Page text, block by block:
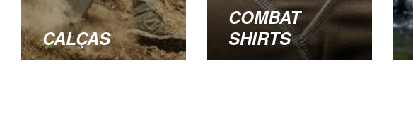
CALÇAS
COMBAT
SHIRTS